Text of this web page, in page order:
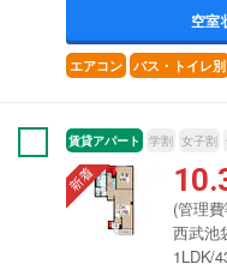
空室
エアコン バス・トイレ別
賃貸アパート 学割 女子割
(管理
西武池
1LDK/